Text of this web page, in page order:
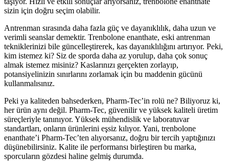
sizin için doğru seçim olabilir.
Antrenman sırasında daha fazla güç ve dayanıklılık, daha uzun ve
verimli seanslar demektir. Trenbolone enanthate, eski antrenman
tekniklerinizi bile güncelleştirerek, kas dayanıklılığını artırıyor. Peki,
kim istemez ki? Siz de sporda daha az yorulup, daha çok sonuç
almak istemez misiniz? Kaslarınızı gerçekten zorlayıp,
potansiyelinizin sınırlarını zorlamak için bu maddenin gücünü
kullanmalısınız.
Peki ya kaliteden bahsederken, Pharm-Tec’in rolü ne? Biliyoruz ki,
her ürün aynı değil. Pharm-Tec, güvenilir ve yüksek kaliteli üretim
süreçleriyle tanınıyor. Yüksek mühendislik ve laboratuvar
standartları, onların ürünlerini eşsiz kılıyor. Yani, trenbolone
enanthate’i Pharm-Tec’ten alıyorsanız, doğru bir tercih yaptığınızı
düşünebilirsiniz. Kalite ile performansı birleştiren bu marka,
sporcuların gözdesi haline gelmiş durumda.